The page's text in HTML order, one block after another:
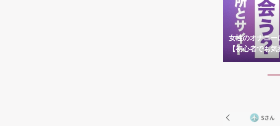
女性のオナニー
【初心者でも